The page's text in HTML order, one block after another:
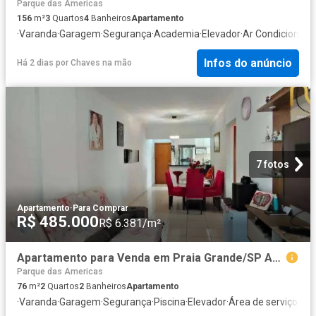
Parque das Americas
156 m²3 Quartos4 BanheirosApartamento
·Varanda·Garagem·Segurança·Academia·Elevador·Ar Condicionado
Há 2 dias por Chaves na mão Infos do anúncio
7 fotos
Apartamento· Para Comprar
R$ 485.000R$ 6.381/m²
Apartamento para Venda em Praia Grande/SP Aviação 2 Quartos
Parque das Americas
76 m²2 Quartos2 BanheirosApartamento
·Varanda·Garagem·Segurança·Piscina·Elevador·Área de serviço